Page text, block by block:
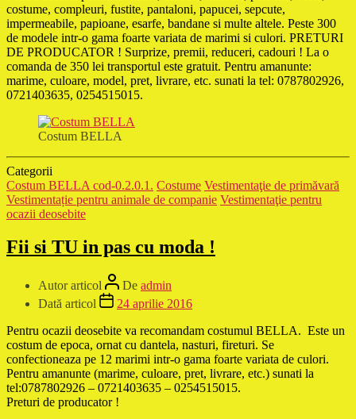
costume, compleuri, fustite, pantaloni, papucei, sepcute,
impermeabile, papioane, esarfe, bandane si multe altele. Peste 300
de modele intr-o gama foarte variata de marimi si culori. PRETURI
DE PRODUCATOR ! Surprize, premii, reduceri, cadouri ! La o
comanda de 350 lei transportul este gratuit. Pentru amanunte:
marime, culoare, model, pret, livrare, etc. sunati la tel: 0787802926,
0721403635, 0254515015.
Costum BELLA
Categorii
Costum BELLA cod-0.2.0.1. Costume Vestimentaţie de primăvară
Vestimentație pentru animale de companie Vestimentaţie pentru
ocazii deosebite
Fii si TU in pas cu moda !
Autor articol De admin
Dată articol
24 aprilie 2016
Pentru ocazii deosebite va recomandam costumul BELLA. Este un
costum de epoca, ornat cu dantela, nasturi, fireturi. Se
confectioneaza pe 12 marimi intr-o gama foarte variata de culori.
Pentru amanunte (marime, culoare, pret, livrare, etc.) sunati la
tel:0787802926 – 0721403635 – 0254515015.
Preturi de producator !